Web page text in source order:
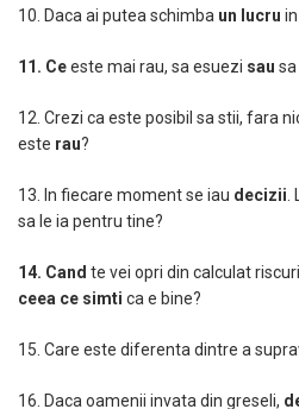
10. Daca ai putea schimba un lucru
11. Ceeste mai rau, sa esuezi sau sa
12. Crezi ca este posibil sa stii, fara
este rau?
13. In fiecare moment se iau decizii
sa le ia pentru tine?
14. Cand te vei opri din calculat
ceea ce simti ca e bine?
15. Care este diferenta dintre a
16. Daca oamenii invata din greseli,